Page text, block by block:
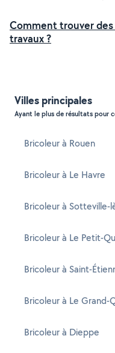
Comment trouver
travaux ?
Villes principales
Ayant le plus de résultats pour
Bricoleur à Rouen
Bricoleur à Le Havre
Bricoleur à Sotteville-
Bricoleur à Le Petit-
Bricoleur à Saint-
Bricoleur à Le Grand-
Bricoleur à Dieppe